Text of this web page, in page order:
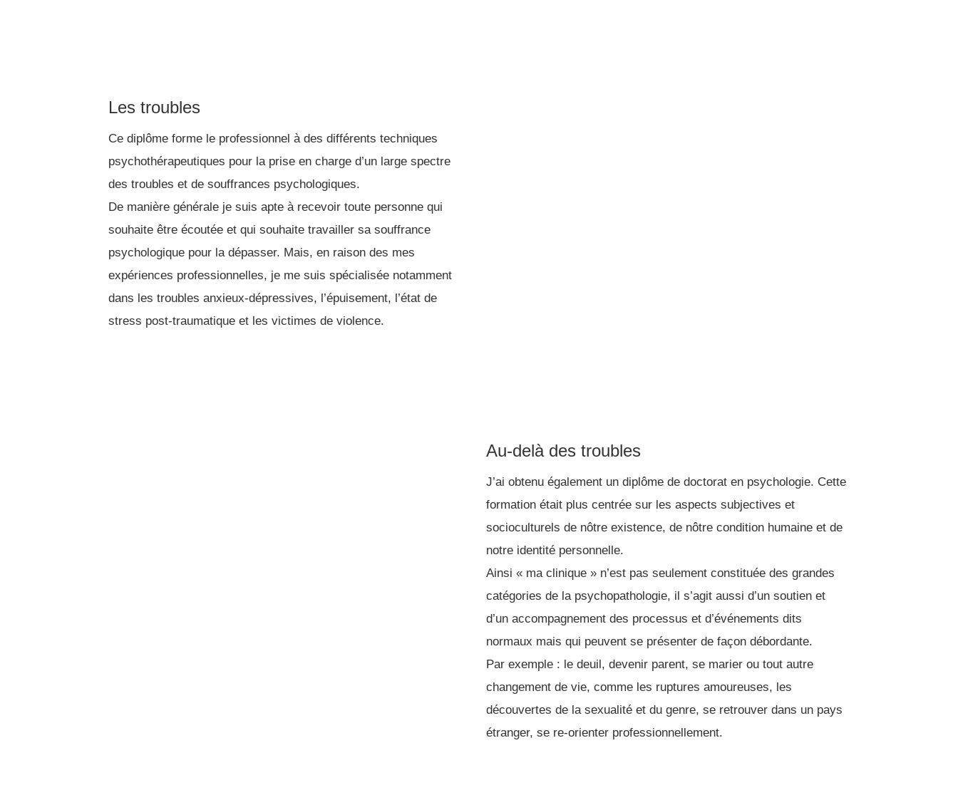
Les troubles
Ce diplôme forme le professionnel à des différents techniques
psychothérapeutiques pour la prise en charge d’un large spectre
des troubles et de souffrances psychologiques.
De manière générale je suis apte à recevoir toute personne qui
souhaite être écoutée et qui souhaite travailler sa souffrance
psychologique pour la dépasser. Mais, en raison des mes
expériences professionnelles, je me suis spécialisée notamment
dans les troubles anxieux-dépressives, l’épuisement, l’état de
stress post-traumatique et les victimes de violence.
Au-delà des troubles
J’ai obtenu également un diplôme de doctorat en psychologie. Cette
formation était plus centrée sur les aspects subjectives et
socioculturels de nôtre existence, de nôtre condition humaine et de
notre identité personnelle.
Ainsi « ma clinique » n’est pas seulement constituée des grandes
catégories de la psychopathologie, il s’agit aussi d’un soutien et
d’un accompagnement des processus et d’événements dits
normaux mais qui peuvent se présenter de façon débordante.
Par exemple : le deuil, devenir parent, se marier ou tout autre
changement de vie, comme les ruptures amoureuses, les
découvertes de la sexualité et du genre, se retrouver dans un pays
étranger, se re-orienter professionnellement.